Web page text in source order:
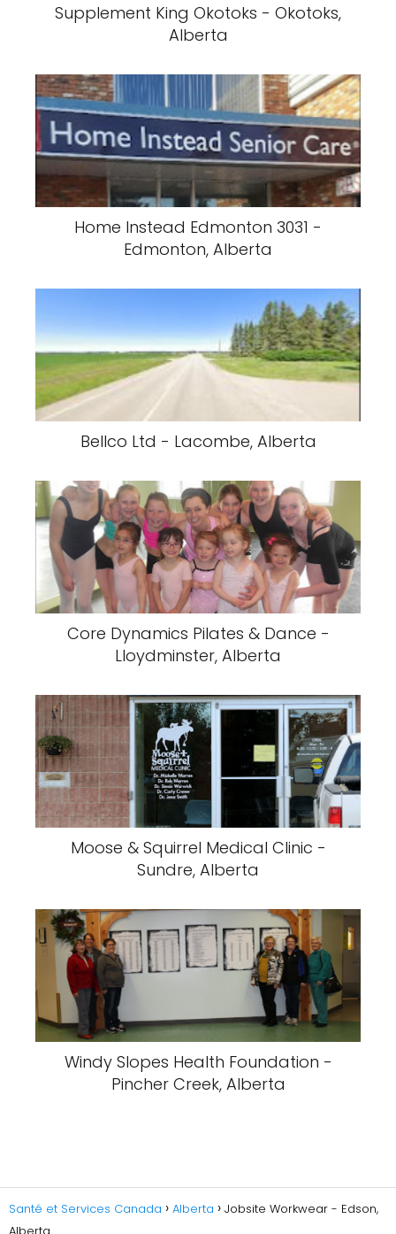
Supplement King Okotoks - Okotoks,
Alberta
Home Instead Edmonton 3031 -
Edmonton, Alberta
Bellco Ltd - Lacombe, Alberta
Core Dynamics Pilates & Dance -
Lloydminster, Alberta
Moose & Squirrel Medical Clinic -
Sundre, Alberta
Windy Slopes Health Foundation -
Pincher Creek, Alberta
Santé et Services Canada Alberta
Jobsite Workwear - Edson,